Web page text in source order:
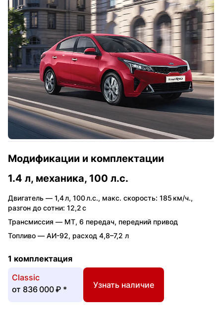
Модификации и комплектации
1.4 л, механика, 100 л.с.
Двигатель — 1,4 л, 100 л.с., макс. скорость: 185 км/ч.,
разгон до сотни: 12,2 с
Трансмиссия — MT, 6 передач, передний привод
Топливо — АИ-92, расход 4,8–7,2 л
1 комплектация
Classic
от 836 000 ₽ * Узнать наличие